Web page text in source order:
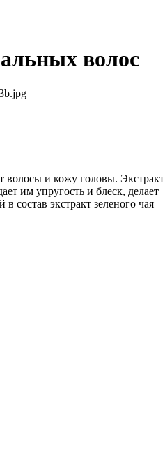
волос
и кожу головы. Экстракт
им упругость и блеск, делает
экстракт зеленого чая